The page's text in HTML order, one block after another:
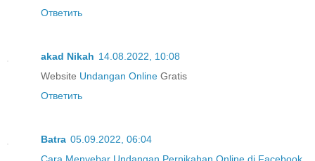
Ответить
akad Nikah 14.08.2022, 10:08
Website Undangan Online Gratis
Ответить
Batra 05.09.2022, 06:04